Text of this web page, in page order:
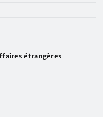
étrangères